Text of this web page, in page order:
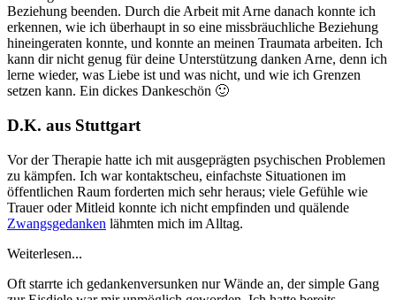
Beziehung beenden. Durch die Arbeit mit Arne danach konnte ich
erkennen, wie ich überhaupt in so eine missbräuchliche Beziehung
hineingeraten konnte, und konnte an meinen Traumata arbeiten. Ich
kann dir nicht genug für deine Unterstützung danken Arne, denn ich
lerne wieder, was Liebe ist und was nicht, und wie ich Grenzen
setzen kann. Ein dickes Dankeschön 🙂
D.K. aus Stuttgart
Vor der Therapie hatte ich mit ausgeprägten psychischen Problemen
zu kämpfen. Ich war kontaktscheu, einfachste Situationen im
öffentlichen Raum forderten mich sehr heraus; viele Gefühle wie
Trauer oder Mitleid konnte ich nicht empfinden und quälende
Zwangsgedanken lähmten mich im Alltag.
Weiterlesen...
Oft starrte ich gedankenversunken nur Wände an, der simple Gang